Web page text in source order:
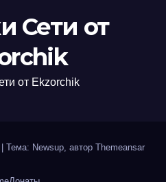
Сети от
от Ekzorchik
Тема: Newsup, автор Themeansar